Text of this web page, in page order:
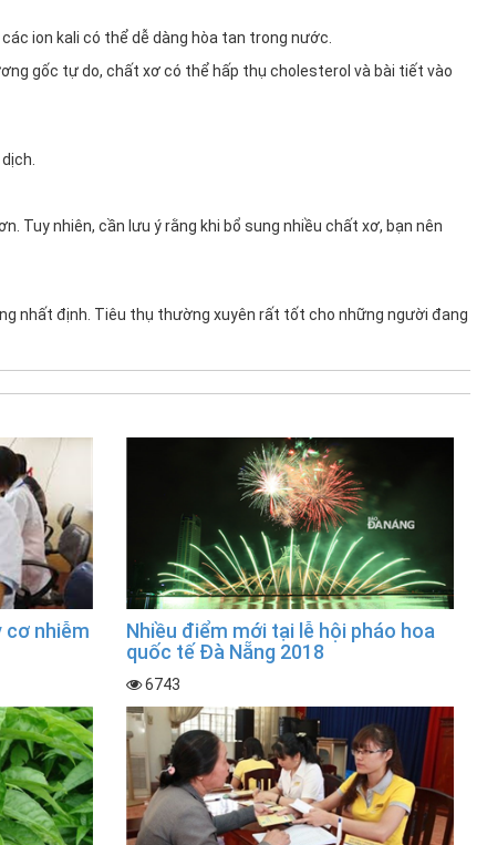
ion kali có thể dễ dàng hòa tan trong nước.
gốc tự do, chất xơ có thể hấp thụ cholesterol và bài tiết vào
Tuy nhiên, cần lưu ý rằng khi bổ sung nhiều chất xơ, bạn nên
nhất định. Tiêu thụ thường xuyên rất tốt cho những người đang
cơ nhiễm
Nhiều điểm mới tại lễ hội pháo hoa
quốc tế Đà Nẵng 2018
6743